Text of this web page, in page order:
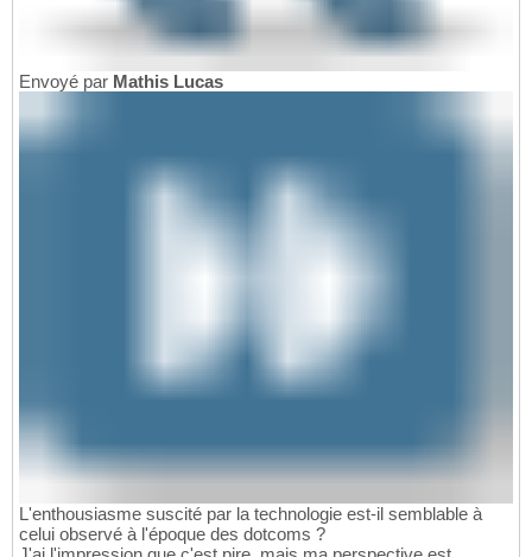
Envoyé par Mathis Lucas
L'enthousiasme suscité par la technologie est-il semblable à
celui observé à l'époque des dotcoms ?